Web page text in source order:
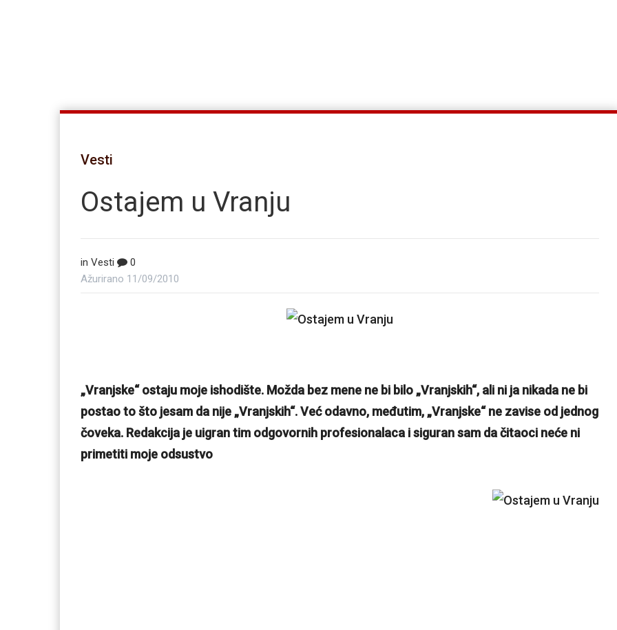
Vesti
Ostajem u Vranju
in Vesti
0
Ažurirano 11/09/2010
„Vranjske“ ostaju moje ishodište. Možda bez mene ne bi bilo „Vranjskih“, ali ni ja nikada ne bi
postao to što jesam da nije „Vranjskih“. Već odavno, međutim, „Vranjske“ ne zavise od jednog
čoveka. Redakcija je uigran tim odgovornih profesionalaca i siguran sam da čitaoci neće ni
primetiti moje odsustvo